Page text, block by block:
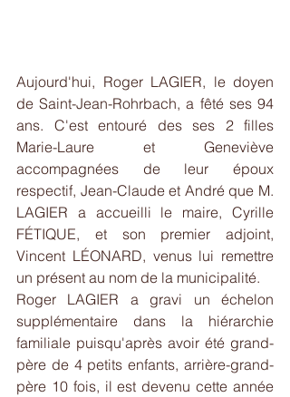
Aujourd'hui, Roger LAGIER, le doyen
de Saint-Jean-Rohrbach, a fêté ses 94
ans. C'est entouré des ses 2 filles
Marie-Laure et Geneviève
accompagnées de leur époux
respectif, Jean-Claude et André que M.
LAGIER a accueilli le maire, Cyrille
FÉTIQUE, et son premier adjoint,
Vincent LÉONARD, venus lui remettre
un présent au nom de la municipalité.
Roger LAGIER a gravi un échelon
supplémentaire dans la hiérarchie
familiale puisqu'après avoir été grand-
père de 4 petits enfants, arrière-grand-
père 10 fois, il est devenu cette année